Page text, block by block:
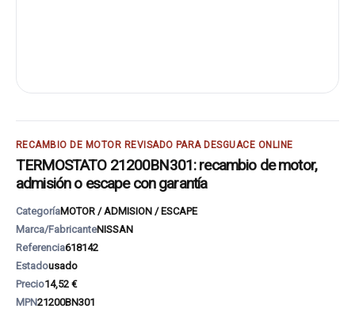
RECAMBIO DE MOTOR REVISADO PARA DESGUACE ONLINE
TERMOSTATO 21200BN301: recambio de motor,
admisión o escape con garantía
CategoríaMOTOR / ADMISION / ESCAPE
Marca/FabricanteNISSAN
Referencia618142
Estadousado
Precio14,52 €
MPN21200BN301